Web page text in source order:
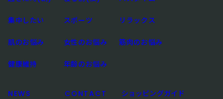
集中したい スポーツ リラックス
肌のお悩み 女性のお悩み 筋肉のお悩み
健康維持 年齢のお悩み
NEWS CONTACT ショッピングガイド